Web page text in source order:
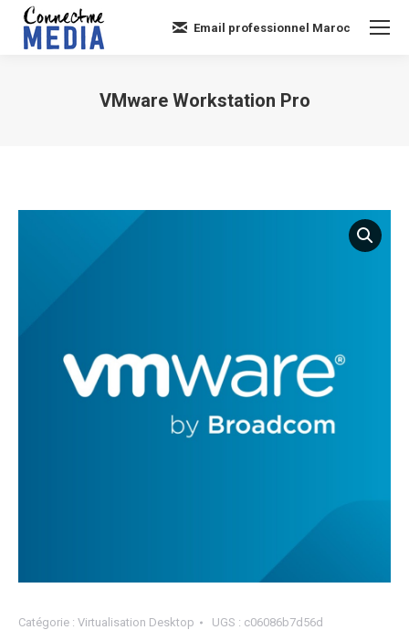
Email professionnel Maroc
VMware Workstation Pro
Catégorie : Virtualisation Desktop UGS : c06086b7d56d